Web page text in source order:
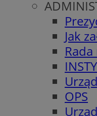
Jak
OPS